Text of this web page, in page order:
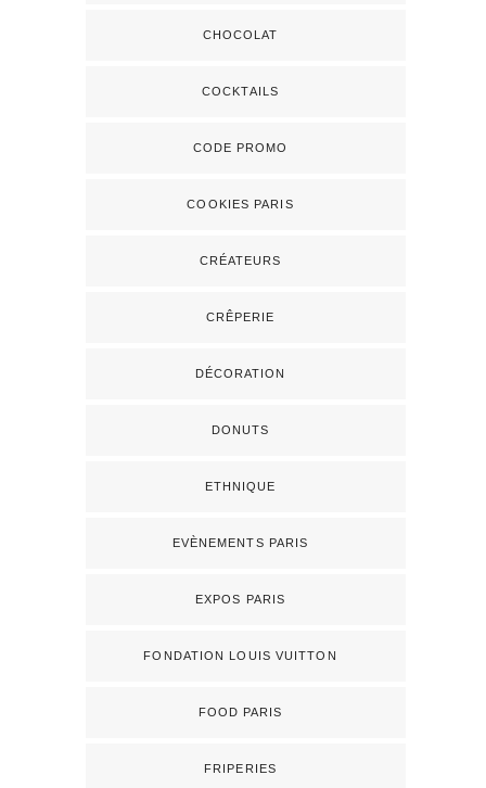
CHOCOLAT
COCKTAILS
CODE PROMO
COOKIES PARIS
CRÉATEURS
CRÊPERIE
DÉCORATION
DONUTS
ETHNIQUE
EVÈNEMENTS PARIS
EXPOS PARIS
FONDATION LOUIS VUITTON
FOOD PARIS
FRIPERIES